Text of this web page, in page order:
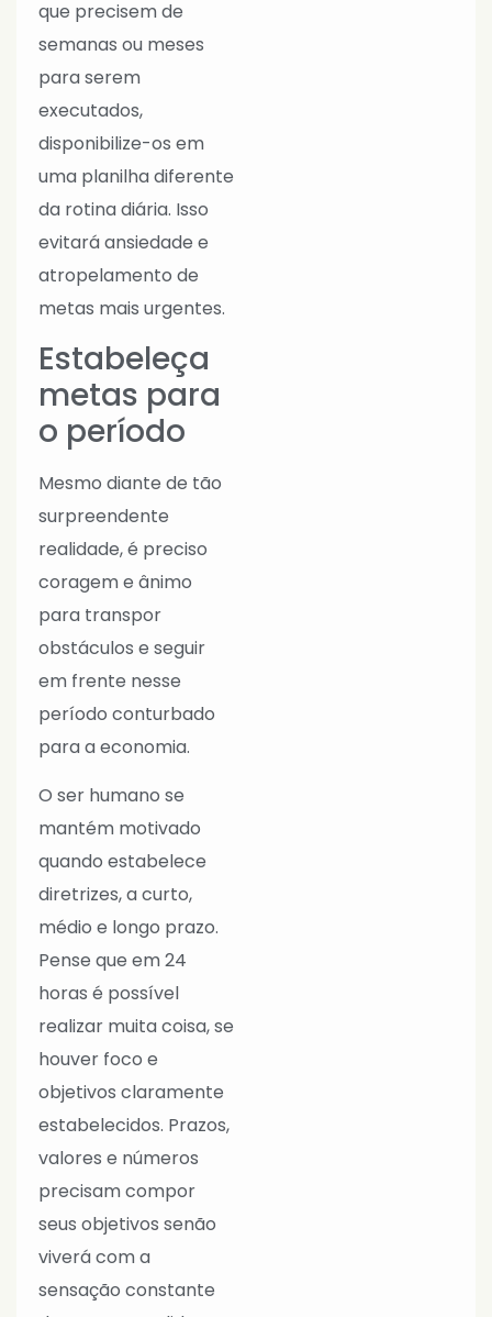
que precisem de
semanas ou meses
para serem
executados,
disponibilize-os em
uma planilha diferente
da rotina diária. Isso
evitará ansiedade e
atropelamento de
metas mais urgentes.
Estabeleça
metas para
o período
Mesmo diante de tão
surpreendente
realidade, é preciso
coragem e ânimo
para transpor
obstáculos e seguir
em frente nesse
período conturbado
para a economia.
O ser humano se
mantém motivado
quando estabelece
diretrizes, a curto,
médio e longo prazo.
Pense que em 24
horas é possível
realizar muita coisa, se
houver foco e
objetivos claramente
estabelecidos. Prazos,
valores e números
precisam compor
seus objetivos senão
viverá com a
sensação constante